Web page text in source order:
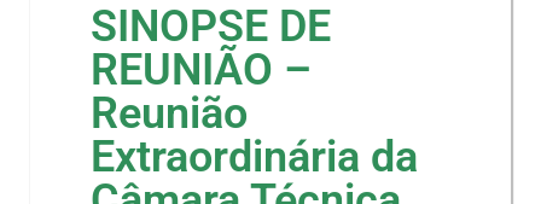
SINOPSE DE
REUNIÃO –
Reunião
Extraordinária da